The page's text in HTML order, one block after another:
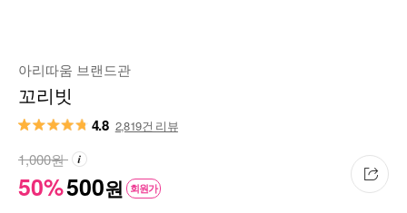
아리따움 브랜드관
꼬리빗
4.8 2,819건 리뷰
50%500원 회원가
1,000원